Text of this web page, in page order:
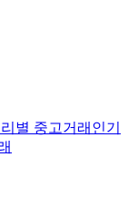
별 중고거래 인기